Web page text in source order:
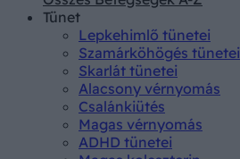
Tünet
Lepkehimlő tünetei
Szamárköhögés tünetei
Skarlát tünetei
Alacsony vérnyomás
Csalánkiütés
Magas vérnyomás
ADHD tünetei